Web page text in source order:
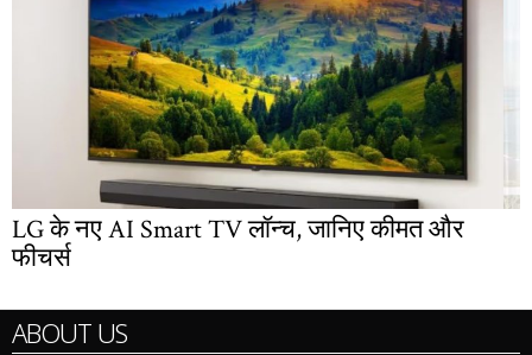
LG के नए AI Smart TV लॉन्च, जानिए कीमत और
फीचर्स
ABOUT US